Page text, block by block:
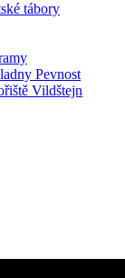
tábory
Pevnost
Vildštejn